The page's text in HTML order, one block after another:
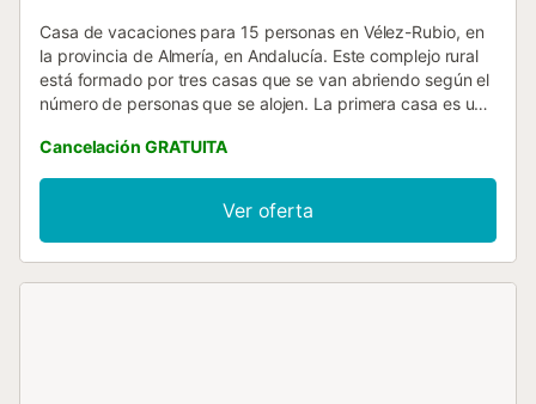
Casa de vacaciones para 15 personas en Vélez-Rubio, en
la provincia de Almería, en Andalucía. Este complejo rural
está formado por tres casas que se van abriendo según el
número de personas que se alojen. La primera casa es una
planta baja presenta un salón, una cocina estilo americana,
un cuarto de baño con plato de ducha y un dormitorio con
cama de matrimonio. En la primera planta hay dos zonas
abuhardilladas, una con una cama de matrimonio y otra
con una cama de matrimonio y una cama individual. La
Cancelación GRATUITA
Ver oferta